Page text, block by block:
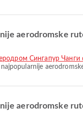
aerodromske
Сингапур
aerodromske